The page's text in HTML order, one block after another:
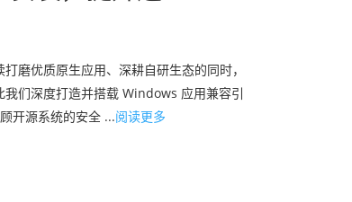
磨优质原生应用、深耕自研生态的同时，
们深度打造并搭载 Windows 应用兼容引
开源系统的安全 ...阅读更多